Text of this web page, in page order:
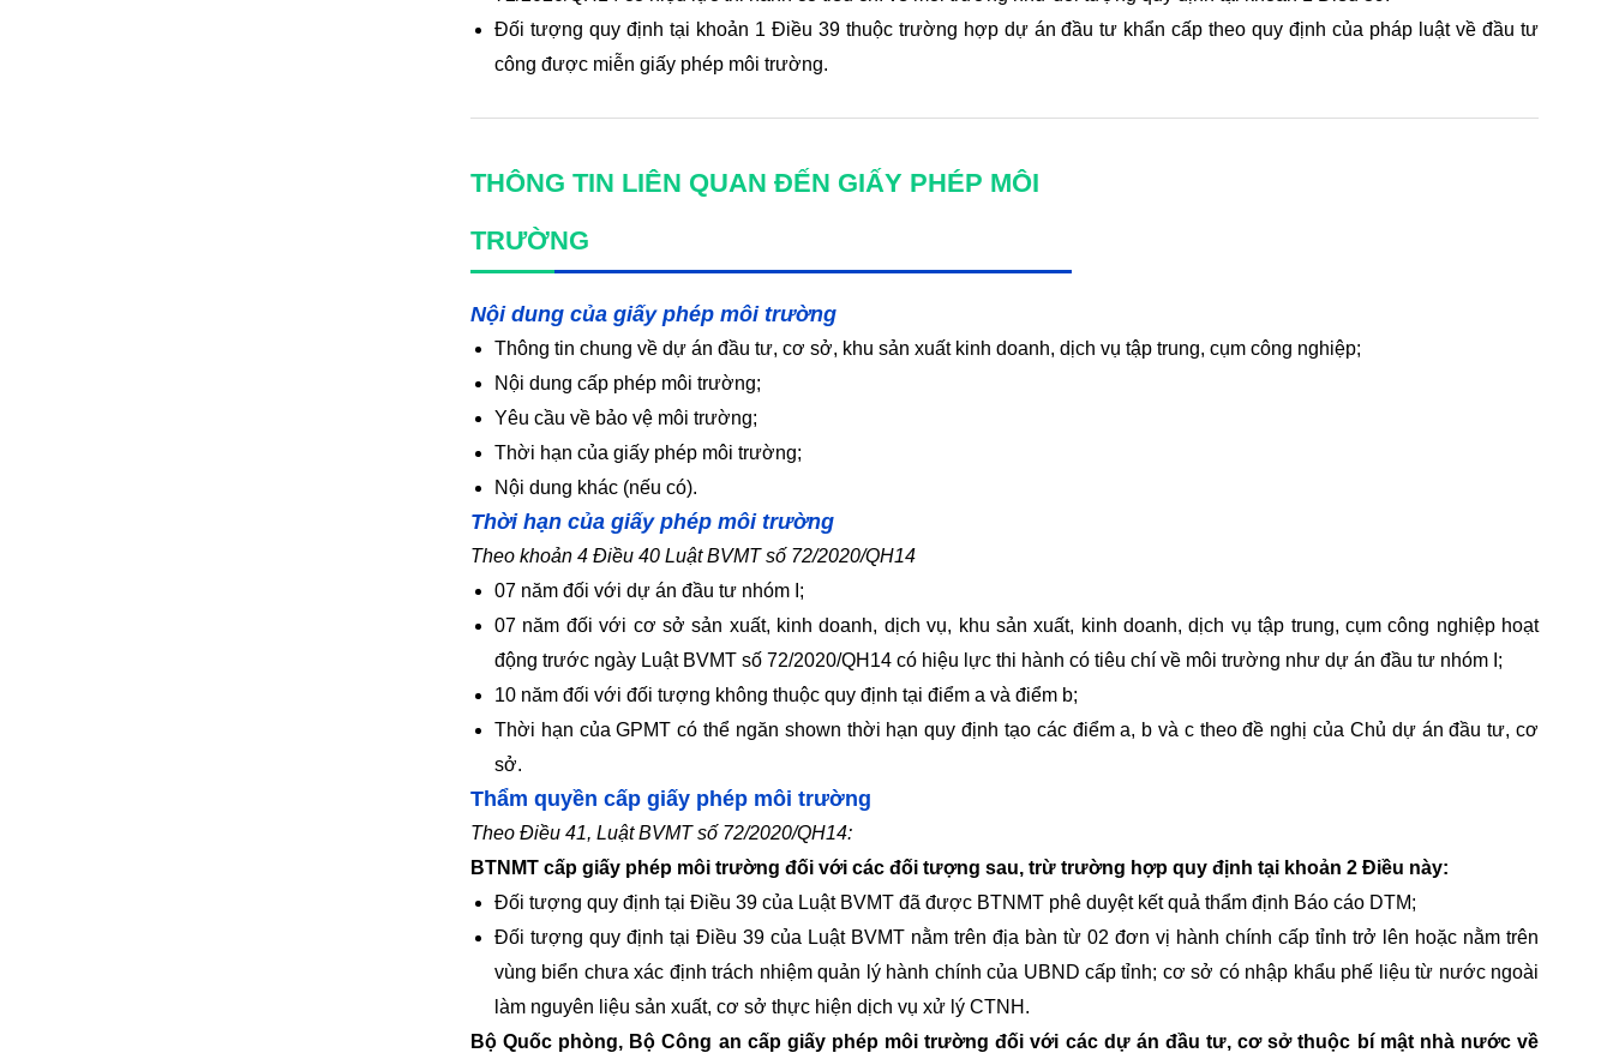
Đối tượng quy định tại khoản 1 Điều 39 thuộc trường hợp dự án đầu tư khẩn cấp theo quy định của pháp luật về đầu tư
công được miễn giấy phép môi trường.
THÔNG TIN LIÊN QUAN ĐẾN GIẤY PHÉP MÔI
TRƯỜNG
Nộidung của giấy phép môi trường
Thông tin chung về dự án đầu tư, cơ sở, khu sản xuất kinh doanh, dịch vụ tập trung, cụm công nghiệp;
Nội dung cấp phép môi trường;
Yêu cầu về bảo vệ môi trường;
Thời hạn của giấy phép môi trường;
Nội dung khác (nếu có).
Thời hạn của giấy phép môi trường
Theo khoản 4 Điều 40 Luật BVMT số 72/2020/QH14
07 năm đối với dự án đầu tư nhóm I;
07 năm đối với cơ sở sản xuất, kinh doanh, dịch vụ, khu sản xuất, kinh doanh, dịch vụ tập trung, cụm công nghiệp hoạt
động trước ngày Luật BVMT số 72/2020/QH14 có hiệu lực thi hành có tiêu chí về môi trường như dự án đầu tư nhóm I;
10 năm đối với đối tượng không thuộc quy định tại điểm a và điểm b;
Thời hạn của GPMT có thể ngăn shown thời hạn quy định tạo các điểm a, b và c theo đề nghị của Chủ dự án đầu tư, cơ
sở.
Thẩm quyền cấp giấy phép môi trường
Theo Điều 41, Luật BVMT số 72/2020/QH14:
BTNMT cấp giấy phép môi trường đối với các đối tượng sau, trừ trường hợp quy định tại khoản 2 Điều này:
Đối tượng quy định tại Điều 39 của Luật BVMT đã được BTNMT phê duyệt kết quả thẩm định Báo cáo DTM;
Đối tượng quy định tại Điều 39 của Luật BVMT nằm trên địa bàn từ 02 đơn vị hành chính cấp tỉnh trở lên hoặc nằm trên
vùng biển chưa xác định trách nhiệm quản lý hành chính của UBND cấp tỉnh; cơ sở có nhập khẩu phế liệu từ nước ngoài
làm nguyên liệu sản xuất, cơ sở thực hiện dịch vụ xử lý CTNH.
Bộ Quốc phòng, Bộ Công an cấp giấy phép môi trường đối với các dự án đầu tư, cơ sở thuộc bí mật nhà nước về